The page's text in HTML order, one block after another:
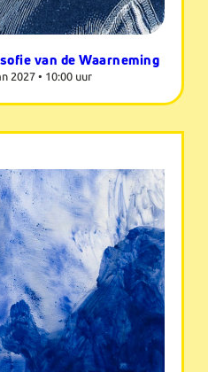
van de Waarneming
2027 • 10:00 uur